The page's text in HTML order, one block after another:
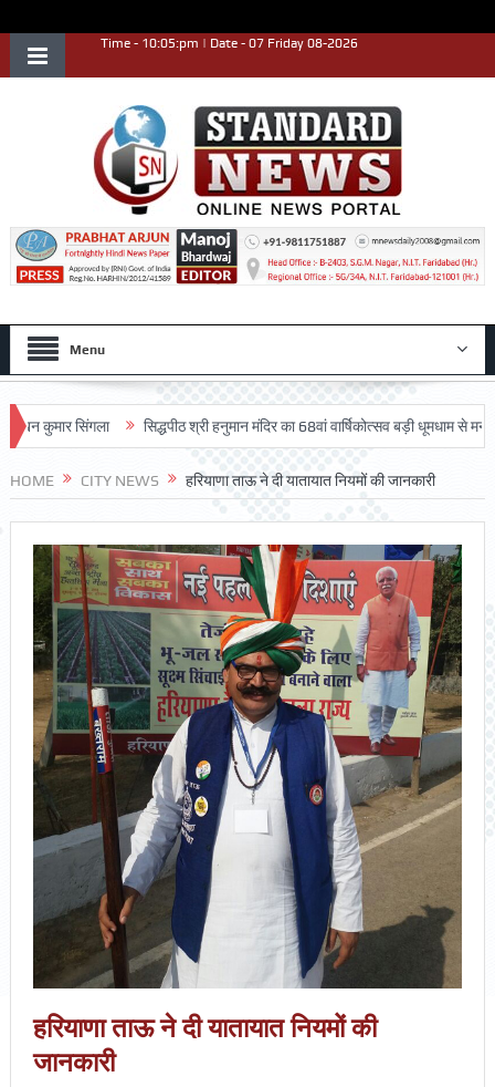
Time - 10:05:pm | Date - 07 Friday 08-2026
Menu
कुमार सिंगला सिद्धपीठ श्री हनुमान मंदिर का 68वां वार्षिकोत्सव बड़ी धूमधाम से मनाया
HOME CITY NEWS हरियाणा ताऊ ने दी यातायात नियमों की जानकारी
हरियाणा ताऊ ने दी यातायात नियमों की
जानकारी